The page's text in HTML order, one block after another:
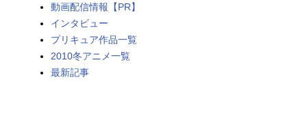
FOLLOW US
動画配信情報【PR】
インタビュー
プリキュア作品一覧
2010冬アニメ一覧
最新記事